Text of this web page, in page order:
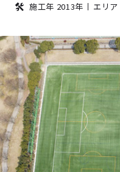
施工年 2013年 エリ